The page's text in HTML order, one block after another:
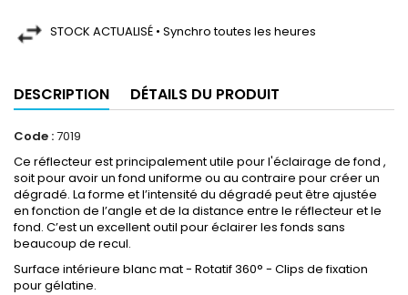
STOCK ACTUALISÉ • Synchro toutes les heures
DESCRIPTION DÉTAILS DU PRODUIT
Code :7019
Ce réflecteur est principalement utile pour l'éclairage de fond ,
soit pour avoir un fond uniforme ou au contraire pour créer un
dégradé. La forme et l’intensité du dégradé peut être ajustée
en fonction de l’angle et de la distance entre le réflecteur et le
fond. C’est un excellent outil pour éclairer les fonds sans
beaucoup de recul.
Surface intérieure blanc mat - Rotatif 360° - Clips de fixation
pour gélatine.